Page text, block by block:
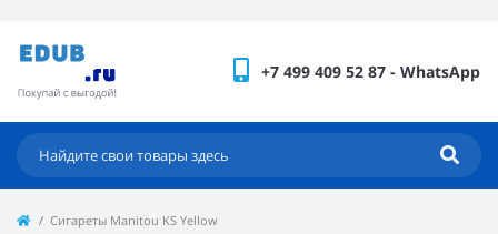
+7 499 409 52 87 - WhatsApp
Сигареты Manitou KS Yellow